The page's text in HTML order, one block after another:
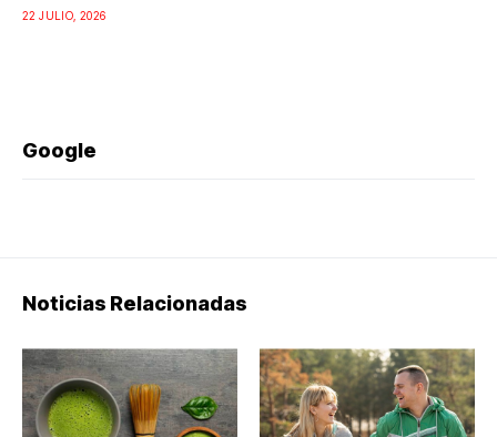
22 JULIO, 2026
Google
Noticias Relacionadas